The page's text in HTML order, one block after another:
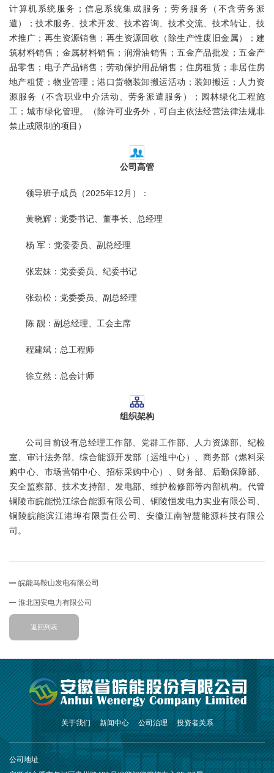
计算机系统服务；信息系统集成服务；劳务服务（不含劳务派
遣）；技术服务、技术开发、技术咨询、技术交流、技术转让、技
术推广；再生资源销售；再生资源回收（除生产性废旧金属）；建
筑材料销售；金属材料销售；润滑油销售；五金产品批发；五金产
品零售；电子产品销售；劳动保护用品销售；住房租赁；非居住房
地产租赁；物业管理；港口货物装卸搬运活动；装卸搬运；人力资
源服务（不含职业中介活动、劳务派遣服务）；园林绿化工程施
工；城市绿化管理。（除许可业务外，可自主依法经营法律法规非
禁止或限制的项目）
公司高管
领导班子成员（2025年12月）：
黄晓辉：党委书记、董事长、总经理
杨 军：党委委员、副总经理
张宏妹：党委委员、纪委书记
张劲松：党委委员、副总经理
陈 靓：副总经理、工会主席
程建斌：总工程师
徐立然：总会计师
组织架构
公司目前设有总经理工作部、党群工作部、人力资源部、纪检
室、审计法务部、综合能源开发部（运维中心）、商务部（燃料采
购中心、市场营销中心、招标采购中心）、财务部、后勤保障部、
安全监察部、技术支持部、发电部、维护检修部等内部机构。代管
铜陵市皖能悦江综合能源有限公司、铜陵恒发电力实业有限公司、
铜陵皖能滨江港埠有限责任公司、安徽江南智慧能源科技有限公
司。
皖能马鞍山发电有限公司
淮北国安电力有限公司
返回列表
关于我们 新闻中心 公司治理 投资者关系
公司地址